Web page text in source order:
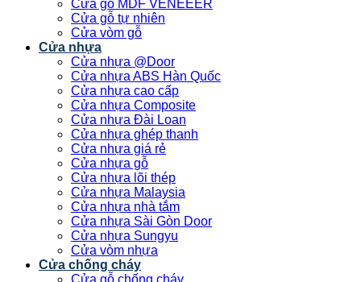
Cửa gỗ MDF VENEEER
Cửa gỗ tự nhiên
Cửa vòm gỗ
Cửa nhựa
Cửa nhựa @Door
Cửa nhựa ABS Hàn Quốc
Cửa nhựa cao cấp
Cửa nhựa Composite
Cửa nhựa Đài Loan
Cửa nhựa ghép thanh
Cửa nhựa giá rẻ
Cửa nhựa gỗ
Cửa nhựa lõi thép
Cửa nhựa Malaysia
Cửa nhựa nhà tắm
Cửa nhựa Sài Gòn Door
Cửa nhựa Sungyu
Cửa vòm nhựa
Cửa chống cháy